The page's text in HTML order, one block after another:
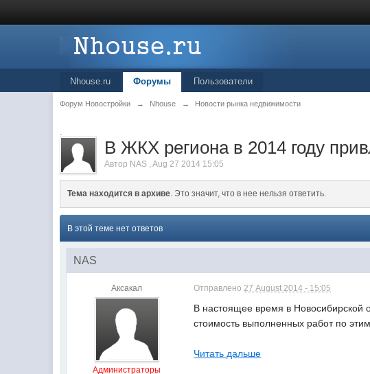
Nhouse.ru Форумы Пользователи
Форум Новостройки → Nhouse → Новости рынка недвижимости
.
В ЖКХ региона в 2014 году
Автор NAS ,Aug 27 2014 15:05
Тема находится в архиве. Это значит, что в нее нельзя ответить.
В этой теме нет ответов
NAS
Аксакал
Администраторы
Отправлено27 August 2014 - 15:05
В настоящее время в Новосибирской
стоимость выполненных работ по
Читать дальше